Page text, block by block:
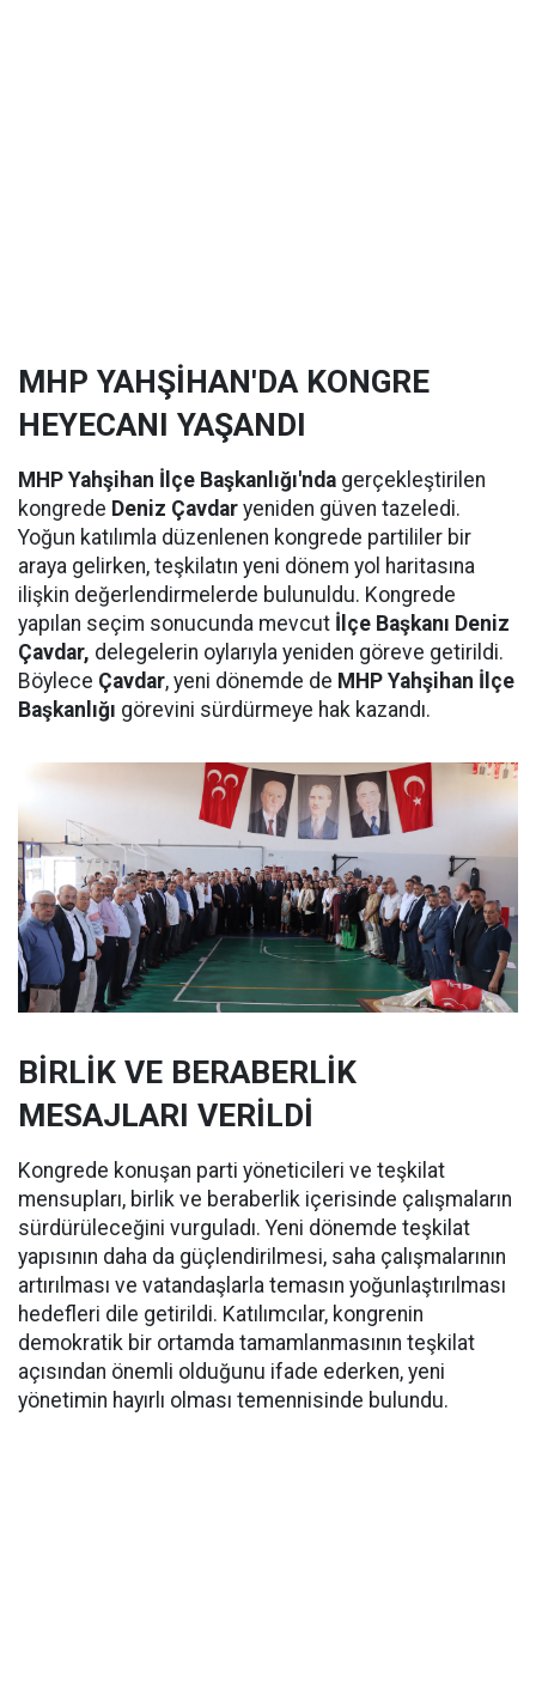
MHP YAHŞİHAN'DA KONGRE
HEYECANI YAŞANDI
MHP Yahşihan İlçe Başkanlığı'nda gerçekleştirilen
kongrede Deniz Çavdar yeniden güven tazeledi.
Yoğun katılımla düzenlenen kongrede partililer bir
araya gelirken, teşkilatın yeni dönem yol haritasına
ilişkin değerlendirmelerde bulunuldu. Kongrede
yapılan seçim sonucunda mevcut İlçe Başkanı Deniz
Çavdar, delegelerin oylarıyla yeniden göreve getirildi.
Böylece Çavdar, yeni dönemde de MHP Yahşihan İlçe
Başkanlığı görevini sürdürmeye hak kazandı.
BİRLİK VE BERABERLİK
MESAJLARI VERİLDİ
Kongrede konuşan parti yöneticileri ve teşkilat
mensupları, birlik ve beraberlik içerisinde çalışmaların
sürdürüleceğini vurguladı. Yeni dönemde teşkilat
yapısının daha da güçlendirilmesi, saha çalışmalarının
artırılması ve vatandaşlarla temasın yoğunlaştırılması
hedefleri dile getirildi. Katılımcılar, kongrenin
demokratik bir ortamda tamamlanmasının teşkilat
açısından önemli olduğunu ifade ederken, yeni
yönetimin hayırlı olması temennisinde bulundu.